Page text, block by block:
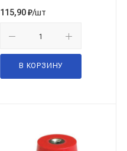
115,90₽/шт
В КОРЗИНУ